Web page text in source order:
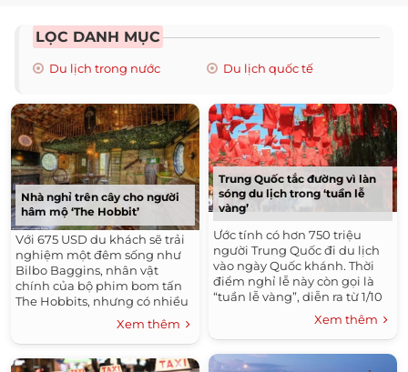
LỌC DANH MỤC
Du lịch trong nước Du lịch quốc tế
Nhà nghỉ trên cây cho người
hâm mộ ‘The Hobbit’
Với 675 USD du khách sẽ trải
nghiệm một đêm sống như
Bilbo Baggins, nhân vật
chính của bộ phim bom tấn
The Hobbits, nhưng có nhiều
Xem thêm
Trung Quốc tắc đường vì làn
sóng du lịch trong ‘tuần lễ
vàng’
Ước tính có hơn 750 triệu
người Trung Quốc đi du lịch
vào ngày Quốc khánh. Thời
điểm nghỉ lễ này còn gọi là
“tuần lễ vàng”, diễn ra từ 1/10
Xem thêm